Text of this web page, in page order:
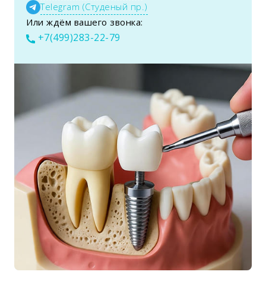
Telegram (Студеный пр.)
Или ждём вашего звонка:
+7(499)283-22-79